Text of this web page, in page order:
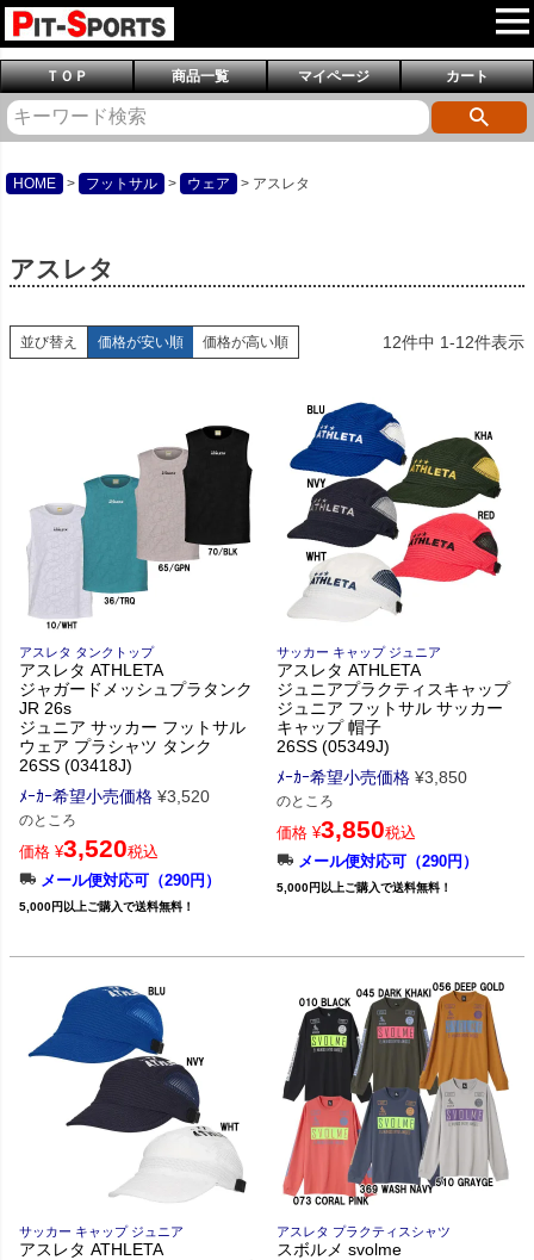
ＴＯＰ 商品一覧 マイページ カート
HOME フットサル ウェア アスレタ
アスレタ
並び替え 価格が安い順 価格が高い順 12件中 1-12件表示
アスレタ タンクトップ
アスレタ ATHLETA
ジャガードメッシュプラタンク
JR 26s
ジュニア サッカー フットサル
ウェア プラシャツ タンク
26SS (03418J)
ﾒｰｶｰ希望小売価格 ¥3,520
のところ
価格 ¥3,520税込
メール便対応可（290円）
5,000円以上ご購入で送料無料！
サッカー キャップ ジュニア
アスレタ ATHLETA
ジュニアプラクティスキャップ
ジュニア フットサル サッカー
キャップ 帽子
26SS (05349J)
ﾒｰｶｰ希望小売価格 ¥3,850
のところ
価格 ¥3,850税込
メール便対応可（290円）
5,000円以上ご購入で送料無料！
サッカー キャップ ジュニア
アスレタ ATHLETA
アスレタ プラクティスシャツ
スボルメ svolme